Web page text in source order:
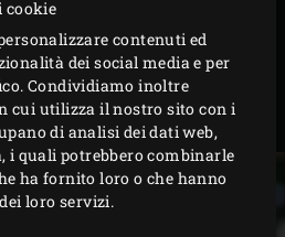
cookie
contenuti ed
dei social media e per
Condividiamo inoltre
cui utilizza il nostro sito con i
di analisi dei dati web,
i quali potrebbero combinarle
ha fornito loro o che hanno
loro servizi.
il burro e mescolare fino a
raffreddare